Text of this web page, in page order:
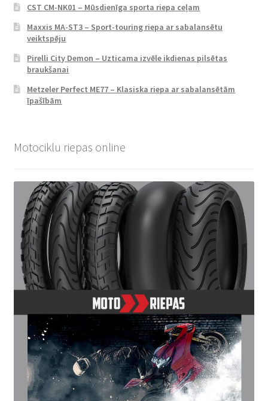
CST CM-NK01 – Mūsdienīga sporta riepa ceļam
Maxxis MA-ST3 – Sport-touring riepa ar sabalansētu
veiktspēju
Pirelli City Demon – Uzticama izvēle ikdienas pilsētas
braukšanai
Metzeler Perfect ME77 – Klasiska riepa ar sabalansētām
īpašībām
Motociklu riepas online